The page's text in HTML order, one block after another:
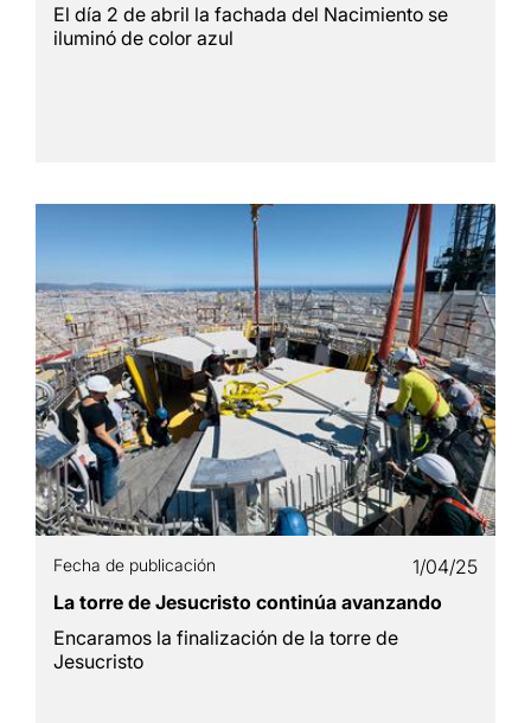
El día 2 de abril la fachada del Nacimiento se
iluminó de color azul
Fecha de publicación
1/04/25
La torre de Jesucristo continúa avanzando
Encaramos la finalización de la torre de
Jesucristo